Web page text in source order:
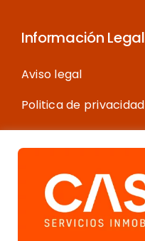
Información Legal
Aviso legal
Politica de privacidad
Política de cookies